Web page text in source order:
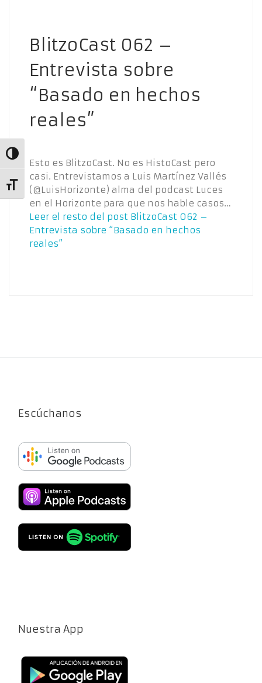
Alternar alto contraste
Alternar tamaño de letra
BlitzoCast 062 –
Entrevista sobre
“Basado en hechos
reales”
Esto es BlitzoCast. No es HistoCast pero
casi. Entrevistamos a Luis Martínez Vallés
(@LuisHorizonte) alma del podcast Luces
en el Horizonte para que nos hable casos…
Leer el resto del post BlitzoCast 062 –
Entrevista sobre “Basado en hechos
reales”
Escúchanos
Nuestra App